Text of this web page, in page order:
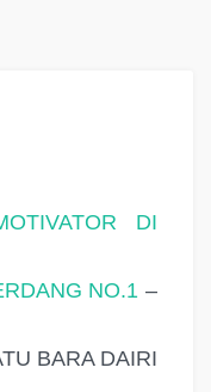
DI
NO.1 –
BARA DAIRI